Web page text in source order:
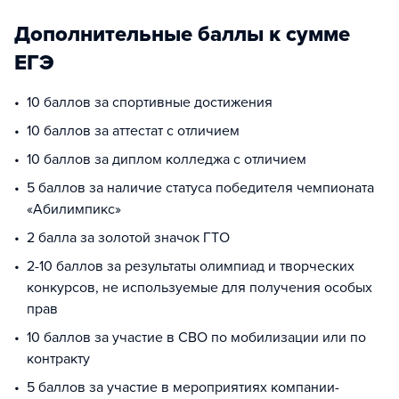
Дополнительные баллы к сумме
ЕГЭ
10 баллов за спортивные достижения
10 баллов за аттестат с отличием
10 баллов за диплом колледжа с отличием
5 баллов за наличие статуса победителя чемпионата
«Абилимпикс»
2 балла за золотой значок ГТО
2-10 баллов за результаты олимпиад и творческих
конкурсов, не используемые для получения особых
прав
10 баллов за участие в СВО по мобилизации или по
контракту
5 баллов за участие в мероприятиях компании-